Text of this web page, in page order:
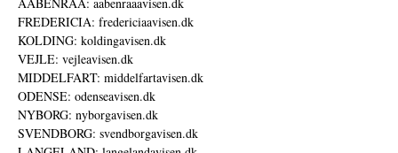
AABENRAA: aabenraaavisen.dk
FREDERICIA: fredericiaavisen.dk
KOLDING: koldingavisen.dk
VEJLE: vejleavisen.dk
MIDDELFART: middelfartavisen.dk
ODENSE: odenseavisen.dk
NYBORG: nyborgavisen.dk
SVENDBORG: svendborgavisen.dk